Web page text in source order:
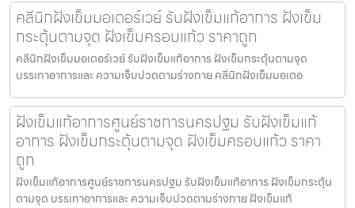
คลีนิกฝังเข็มมอเตอร์เวย์ รับฝังเข็มแก้อาการ ฝังเข็ม
กระตุ้นตามจุด ฝังเข็มครอบแก้ว ราคาถูก
คลีนิกฝังเข็มมอเตอร์เวย์ รับฝังเข็มแก้อาการ ฝังเข็มกระตุ้นตามจุด
บรรเทาอาการและ ความเจ็บปวดตามร่างกาย คลีนิกฝังเข็มมอเตอ
ฝังเข็มแก้อาการศูนย์ราชการนครปฐม รับฝังเข็มแก้
อาการ ฝังเข็มกระตุ้นตามจุด ฝังเข็มครอบแก้ว ราคา
ถูก
ฝังเข็มแก้อาการศูนย์ราชการนครปฐม รับฝังเข็มแก้อาการ ฝังเข็มกระตุ้น
ตามจุด บรรเทาอาการและ ความเจ็บปวดตามร่างกาย ฝังเข็มแก้